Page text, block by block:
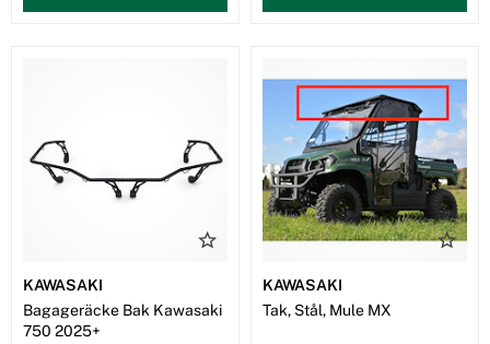
KAWASAKI
Bagageräcke Bak Kawasaki
750 2025+
KAWASAKI
Tak, Stål, Mule MX